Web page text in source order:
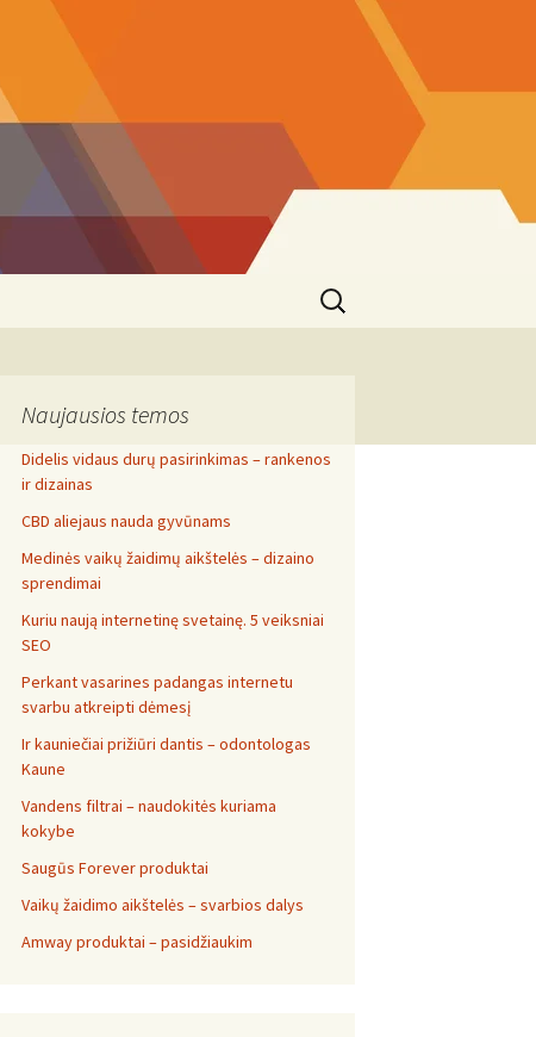
Search
for:
Naujausios temos
Didelis vidaus durų pasirinkimas – rankenos
ir dizainas
CBD aliejaus nauda gyvūnams
Medinės vaikų žaidimų aikštelės – dizaino
sprendimai
Kuriu naują internetinę svetainę. 5 veiksniai
SEO
Perkant vasarines padangas internetu
svarbu atkreipti dėmesį
Ir kauniečiai prižiūri dantis – odontologas
Kaune
Vandens filtrai – naudokitės kuriama
kokybe
Saugūs Forever produktai
Vaikų žaidimo aikštelės – svarbios dalys
Amway produktai – pasidžiaukim